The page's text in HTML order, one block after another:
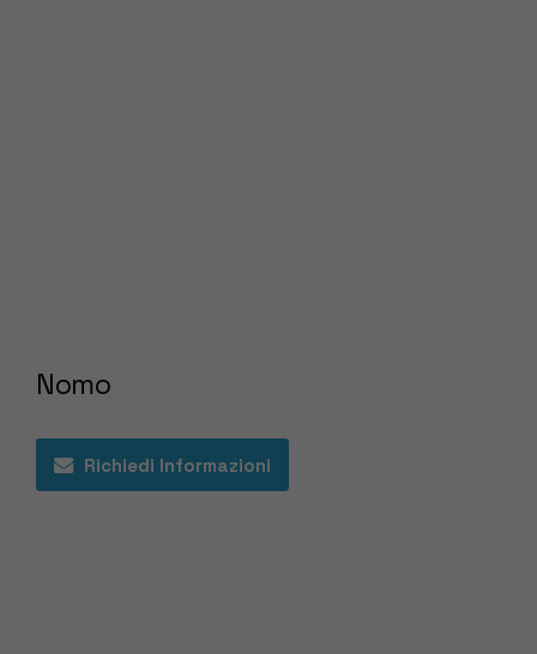
Nomo
Richiedi Informazioni